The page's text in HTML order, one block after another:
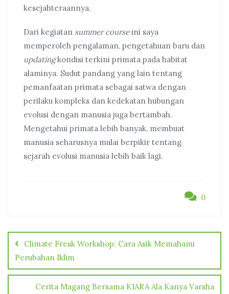
kesejahteraannya.
Dari kegiatan summer courseini saya
memperoleh pengalaman, pengetahuan baru dan
updatingkondisi terkini primata pada habitat
alaminya. Sudut pandang yang lain tentang
pemanfaatan primata sebagai satwa dengan
perilaku kompleks dan kedekatan hubungan
evolusi dengan manusia juga bertambah.
Mengetahui primata lebih banyak, membuat
manusia seharusnya mulai berpikir tentang
sejarah evolusi manusia lebih baik lagi.
0
Post
navigation
Climate Fresk Workshop: Cara Asik Memahami
Perubahan Iklim
Cerita Magang Bersama KIARA Ala Kanya Varsha